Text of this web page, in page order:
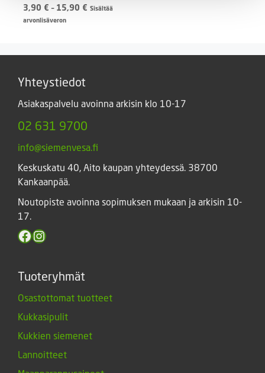
3,90 € – 15,90 € Hintaluokka:
Sisältää
arvonlisäveron
Yhteystiedot
Asiakaspalvelu avoinna arkisin klo 10-17
02 631 9700
info@siemenvesa.fi
Keskuskatu 40, Aito kaupan yhteydessä. 38700
Kankaanpää.
Noutopiste avoinna sopimuksen mukaan ja arkisin 10-
17.
Facebook
Instagram
Tuoteryhmät
Osastottomat tuotteet
Kukkasipulit
Kukkien siemenet
Lannoitteet